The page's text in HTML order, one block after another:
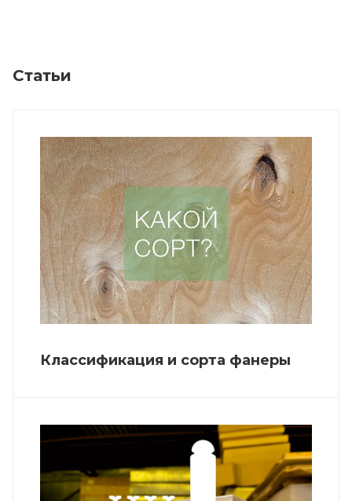
Статьи
Классификация и сорта фанеры